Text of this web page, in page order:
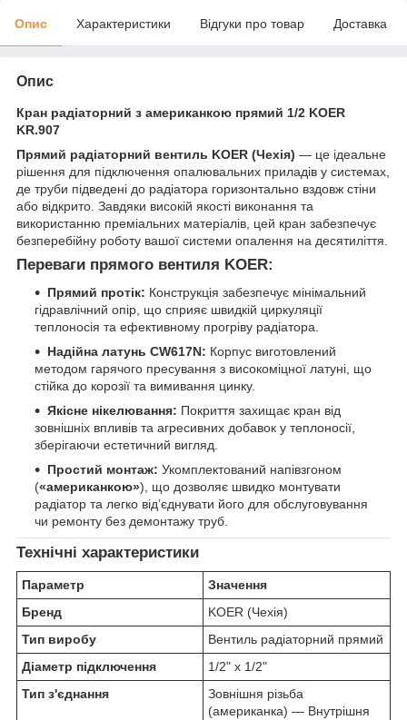
Опис Характеристики Відгуки про товар Доставка
Опис
Кран радіаторний з американкою прямий 1/2 KOER
KR.907
Прямий радіаторний вентиль KOER (Чехія) — це ідеальне
рішення для підключення опалювальних приладів у системах,
де труби підведені до радіатора горизонтально вздовж стіни
або відкрито. Завдяки високій якості виконання та
використанню преміальних матеріалів, цей кран забезпечує
безперебійну роботу вашої системи опалення на десятиліття.
Переваги прямого вентиля KOER:
Прямий протік: Конструкція забезпечує мінімальний
гідравлічний опір, що сприяє швидкій циркуляції
теплоносія та ефективному прогріву радіатора.
Надійна латунь CW617N: Корпус виготовлений
методом гарячого пресування з високоміцної латуні, що
стійка до корозії та вимивання цинку.
Якісне нікелювання: Покриття захищає кран від
зовнішніх впливів та агресивних добавок у теплоносії,
зберігаючи естетичний вигляд.
Простий монтаж: Укомплектований напівзгоном
(«американкою»), що дозволяє швидко монтувати
радіатор та легко від’єднувати його для обслуговування
чи ремонту без демонтажу труб.
Технічні характеристики
Параметр
Значення
Бренд
KOER (Чехія)
Тип виробу
Вентиль радіаторний прямий
Діаметр підключення
1/2" х 1/2"
Тип з'єднання
Зовнішня різьба
(американка) — Внутрішня